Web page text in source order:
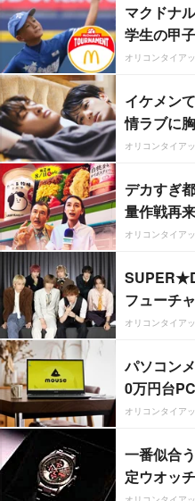
マクドナ
学生の甲子
オリコンタイア
イケメン
情ラブに
オリコンタイア
デカすぎ
量作戦再来
オリコンタイア
フューチ
オリコンタイア
パソコン
0万円台
オリコンタイア
一番似合
定ウオッチ